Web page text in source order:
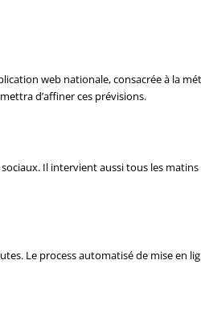
web nationale, consacrée à la
d’affiner ces prévisions.
Il intervient aussi tous les
Le process automatisé de mise en